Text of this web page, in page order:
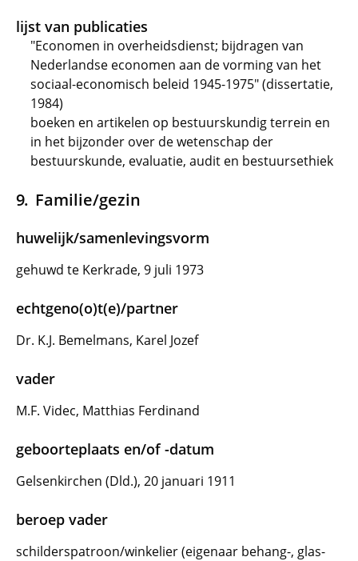
lijst van publicaties
"Economen in overheidsdienst; bijdragen van
Nederlandse economen aan de vorming van het
sociaal-economisch beleid 1945-1975" (dissertatie,
1984)
boeken en artikelen op bestuurskundig terrein en
in het bijzonder over de wetenschap der
bestuurskunde, evaluatie, audit en bestuursethiek
Familie/gezin
huwelijk/samenlevingsvorm
gehuwd te Kerkrade, 9 juli 1973
echtgeno(o)t(e)/partner
Dr. K.J. Bemelmans, Karel Jozef
vader
M.F. Videc, Matthias Ferdinand
geboorteplaats en/of -datum
Gelsenkirchen (Dld.), 20 januari 1911
beroep vader
schilderspatroon/winkelier (eigenaar behang-, glas-